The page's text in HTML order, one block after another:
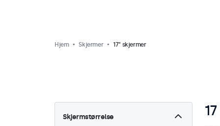
Hjem Skjermer 17" skjermer
Skjermstørrelse